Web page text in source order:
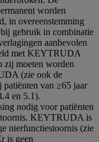
worden
in overeenstemming
gebruik in combinatie
aanbevolen
met KEYTRUDA
zij moeten worden
(zie ook de
patiënten van ≥65 jaar
en 5.1).
nodig voor patiënten
KEYTRUDA is
nierfunctiestoornis (zie
is geen